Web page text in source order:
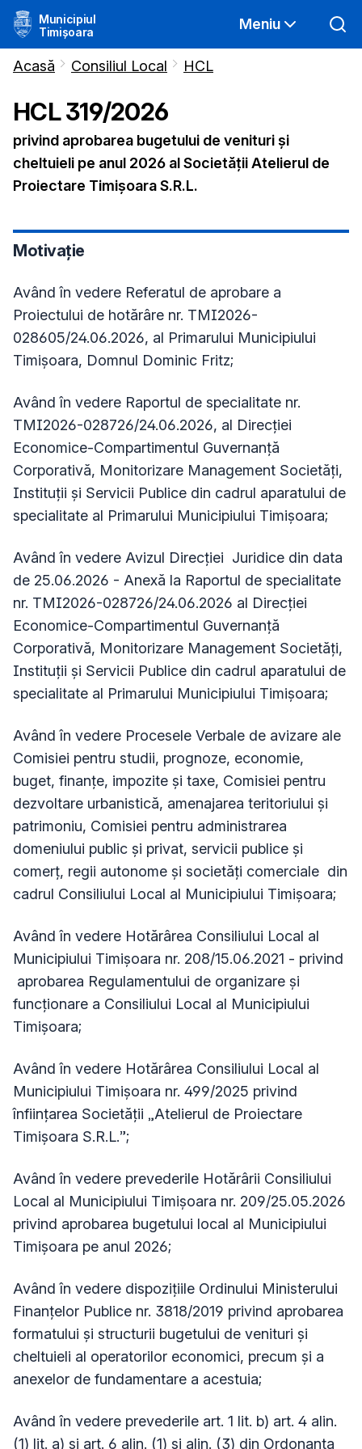
Municipiul
Timișoara
Meniu
Acasă Consiliul Local HCL
HCL319/2026
privind aprobarea bugetului de venituri și
cheltuieli pe anul 2026 al Societății Atelierul de
Proiectare Timișoara S.R.L.
Motivație
Având în vedere Referatul de aprobare a
Proiectului de hotărâre nr. TMI2026-
028605/24.06.2026, al Primarului Municipiului
Timişoara, Domnul Dominic Fritz;
Având în vedere Raportul de specialitate nr.
TMI2026-028726/24.06.2026, al Direcției
Economice-Compartimentul Guvernanță
Corporativă, Monitorizare Management Societăți,
Instituții și Servicii Publice din cadrul aparatului de
specialitate al Primarului Municipiului Timișoara;
Având în vedere Avizul Direcției Juridice din data
de 25.06.2026 - Anexă la Raportul de specialitate
nr. TMI2026-028726/24.06.2026 al Direcției
Economice-Compartimentul Guvernanță
Corporativă, Monitorizare Management Societăți,
Instituții și Servicii Publice din cadrul aparatului de
specialitate al Primarului Municipiului Timișoara;
Având în vedere Procesele Verbale de avizare ale
Comisiei pentru studii, prognoze, economie,
buget, finanțe, impozite și taxe, Comisiei pentru
dezvoltare urbanistică, amenajarea teritoriului și
patrimoniu, Comisiei pentru administrarea
domeniului public şi privat, servicii publice şi
comerţ, regii autonome şi societăţi comerciale din
cadrul Consiliului Local al Municipiului Timişoara;
Având în vedere Hotărârea Consiliului Local al
Municipiului Timișoara nr. 208/15.06.2021 - privind
aprobarea Regulamentului de organizare și
funcționare a Consiliului Local al Municipiului
Timișoara;
Având în vedere Hotărârea Consiliului Local al
Municipiului Timișoara nr. 499/2025 privind
înființarea Societății „Atelierul de Proiectare
Timișoara S.R.L.”;
Având în vedere prevederile Hotărârii Consiliului
Local al Municipiului Timișoara nr. 209/25.05.2026
privind aprobarea bugetului local al Municipiului
Timișoara pe anul 2026;
Având în vedere dispozițiile Ordinului Ministerului
Finanțelor Publice nr. 3818/2019 privind aprobarea
formatului și structurii bugetului de venituri și
cheltuieli al operatorilor economici, precum și a
anexelor de fundamentare a acestuia;
Având în vedere prevederile art. 1 lit. b) art. 4 alin.
(1) lit. a) și art. 6 alin. (1) și alin. (3) din Ordonanța